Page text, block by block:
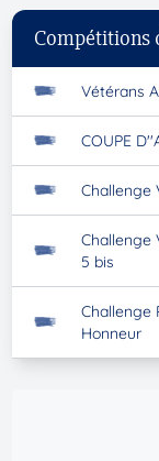
Compétitions
Vétérans
COUPE
Challenge
Challenge
5 bis
Challenge
Honneur